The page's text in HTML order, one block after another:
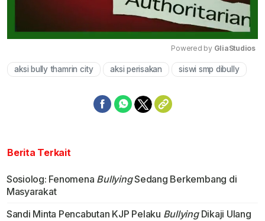
Mute
Powered by GliaStudios
aksi bully thamrin city aksi perisakan siswi smp dibully
Berita Terkait
Sosiolog: Fenomena BullyingSedang Berkembang di
Masyarakat
Sandi Minta Pencabutan KJP Pelaku BullyingDikaji Ulang